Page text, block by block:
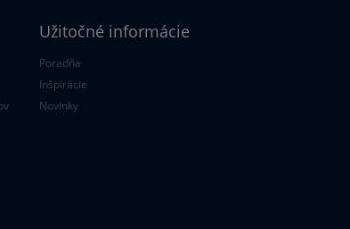
Užitočné informácie
Poradňa
Inšpirácie
Novinky